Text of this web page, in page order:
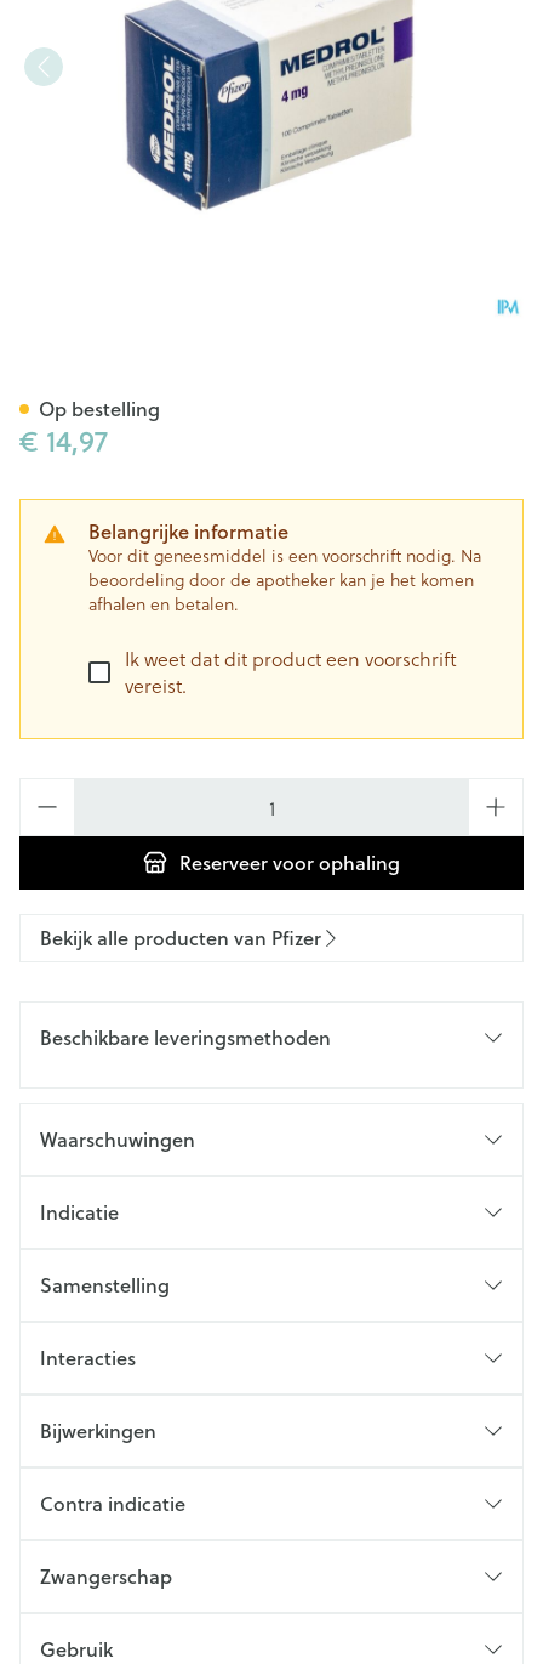
€ 14,97
Belangrijke informatie
Voor dit geneesmiddel is een voorschrift nodig. Na
beoordeling door de apotheker kan je het komen
afhalen en betalen.
Ik weet dat dit product een voorschrift
vereist.
Reserveervoor ophaling
Op bestelling
Bekijk alle producten van Pfizer
Beschikbare leveringsmethoden
Waarschuwingen
Indicatie
Samenstelling
Interacties
Bijwerkingen
Contra indicatie
Zwangerschap
Gebruik